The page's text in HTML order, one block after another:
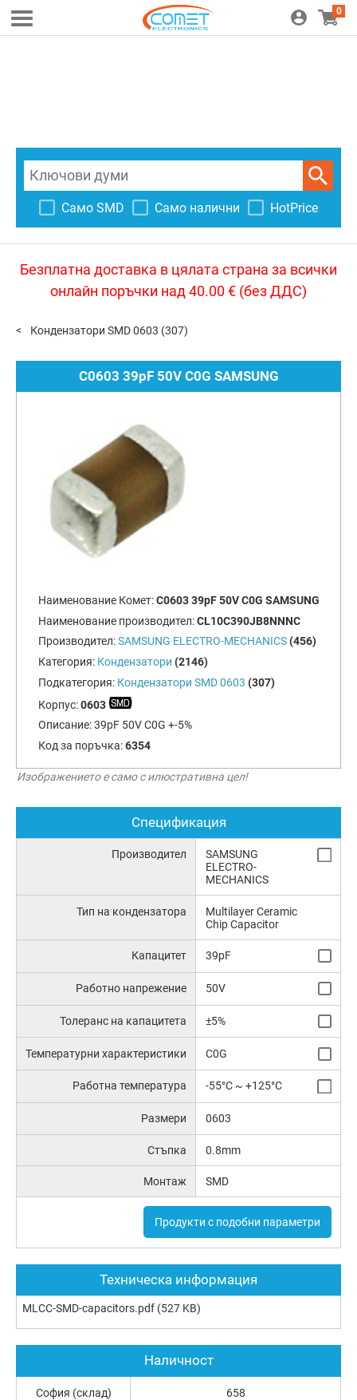
0
Само SMD Само налични HotPrice
Безплатна доставка в цялата страна за всички
онлайн поръчки над 40.00 € (без ДДС)
Кондензатори SMD 0603 (307)
C0603 39pF 50V C0G SAMSUNG
Наименование Комет:C0603 39pF 50V C0G SAMSUNG
Наименование производител:CL10C390JB8NNNC
Производител:SAMSUNG ELECTRO-MECHANICS (456)
Категория: Кондензатори (2146)
Подкатегория: Кондензатори SMD 0603 (307)
Корпус:0603
Описание:39pF 50V C0G +-5%
Код за поръчка:6354
Изображението е само с илюстративна цел!
Спецификация
Производител
SAMSUNG
ELECTRO-
MECHANICS
Тип на кондензатора
Multilayer Ceramic
Chip Capacitor
Капацитет 39pF
Работно напрежение 50V
Толеранс на капацитета ±5%
Температурни характеристики C0G
Работна температура -55°C ~ +125°C
Размери 0603
Стъпка 0.8mm
Монтаж SMD
Продукти с подобни параметри
Техническа информация
MLCC-SMD-capacitors.pdf (527 KB)
Наличност
София (склад) 658